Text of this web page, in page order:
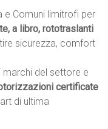
e Comuni limitrofi per
a libro, rototraslanti
sicurezza, comfort
marchi del settore e
certificate
di ultima